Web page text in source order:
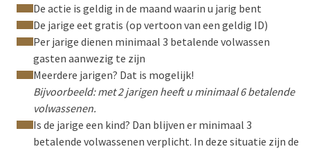
De actie is geldig in de maand waarin u jarig bent
De jarige eet gratis (op vertoon van een geldig ID)
Per jarige dienen minimaal 3 betalende volwassen
gasten aanwezig te zijn
Meerdere jarigen? Dat is mogelijk!
Bijvoorbeeld: met 2 jarigen heeft u minimaal 6 betalende
volwassenen.
Is de jarige een kind? Dan blijven er minimaal 3
betalende volwassenen verplicht. In deze situatie zijn de